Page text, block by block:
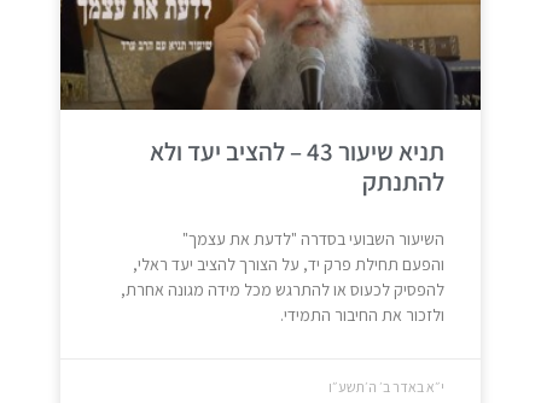
תניא שיעור 43 – להציב יעד ולא
להתנתק
השיעור השבועי בסדרה "לדעת את עצמך"
והפעם תחילת פרק יד, על הצורך להציב יעד ראלי,
להפסיק לכעוס או להתרגש מכל מידה מגונה אחרת,
ולזכור את החיבור התמידי.
י״א באדר ב׳ ה׳תשע״ו